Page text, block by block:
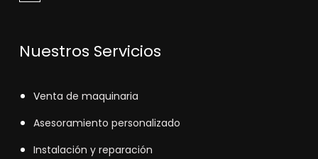
Nuestros Servicios
Venta de maquinaria
Asesoramiento personalizado
Instalación y reparación